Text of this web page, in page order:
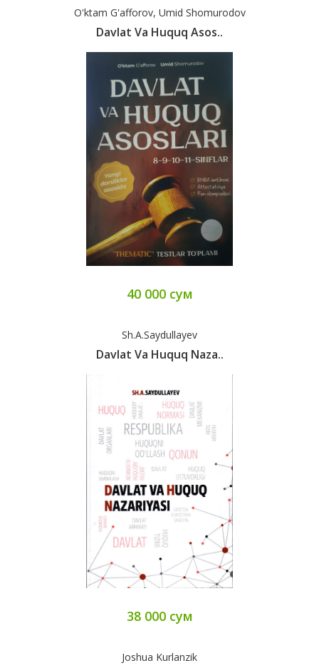
O'ktam G'afforov, Umid Shomurodov
Davlat Va Huquq Asos..
40 000 сум
Sh.A.Saydullayev
Davlat Va Huquq Naza..
38 000 сум
Joshua Kurlanzik